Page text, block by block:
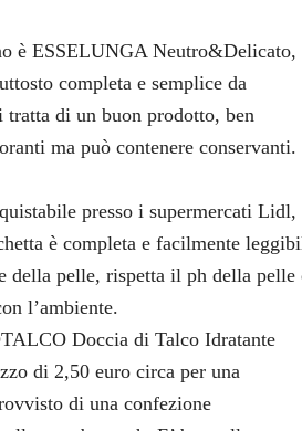
è ESSELUNGA Neutro&Delicato,
completa e semplice da
tratta di un buon prodotto, ben
ma può contenere conservanti.
presso i supermercati Lidl,
è completa e facilmente
della pelle, rispetta il ph della pelle
l’ambiente.
Doccia di Talco Idratante
di 2,50 euro circa per una
di una confezione